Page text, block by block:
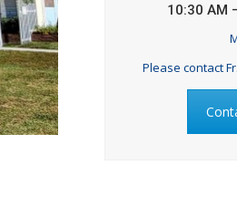
10:30 AM
Please contact